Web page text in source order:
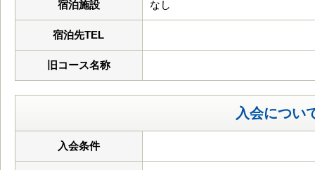
宿泊施設 なし
宿泊先TEL
旧コース名称
入会につい
入会条件